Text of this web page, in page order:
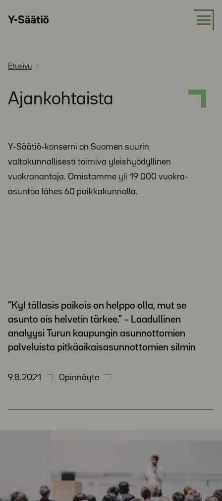
suoraan
Y-
Etusivu
Ajankohtaista
Y-Säätiö-konserni on Suomen suurin
valtakunnallisesti toimiva yleishyödyllinen
vuokranantaja. Omistamme yli 19 000 vuokra-
asuntoa lähes 60 paikkakunnalla.
”Kyl tällasis paikois on helppo olla, mut se
asunto ois helvetin tärkee.” – Laadullinen
analyysi Turun kaupungin asunnottomien
palveluista pitkäaikaisasunnottomien silmin
9.8.2021 Opinnäyte